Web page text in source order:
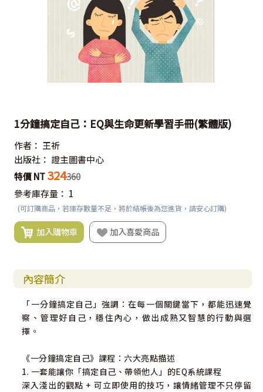
1分鐘搞定自己：EQ與生命更新學習手冊(繁體版)
作者： 王祈
出版社： 證主圖書中心
特價 NT 324360
參考庫存量： 1
(可訂購商品，若庫存數量不足，將於結帳後為您進貨，請安心訂購)
加入購物車 加入喜愛商品
內容簡介
「一分鐘搞定自己」強調：在每一個關鍵當下，都能迅速覺
察、管理好自己，穩住內心，做出成熟又智慧的行動與選
擇。
《一分鐘搞定自己》課程：六大亮點描述
1. 一套能讓你「搞定自己、帶領他人」的EQ系統課程
深入淺出的觀點 + 可立即使用的技巧，讓情緒管理不只停留